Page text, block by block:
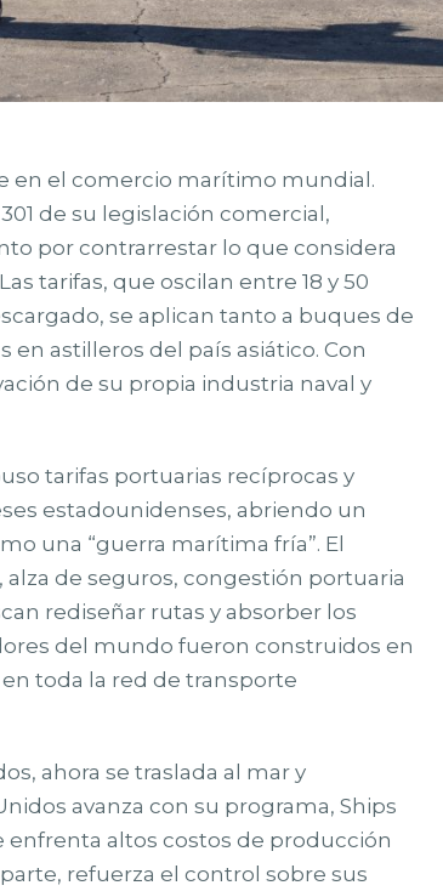
en el comercio marítimo mundial.
de su legislación comercial,
por contrarrestar lo que considera
tarifas, que oscilan entre 18 y 50
se aplican tanto a buques de
astilleros del país asiático. Con
de su propia industria naval y
tarifas portuarias recíprocas y
estadounidenses, abriendo un
una “guerra marítima fría”. El
de seguros, congestión portuaria
rediseñar rutas y absorber los
del mundo fueron construidos en
toda la red de transporte
ahora se traslada al mar y
avanza con su programa, Ships
enfrenta altos costos de producción
refuerza el control sobre sus